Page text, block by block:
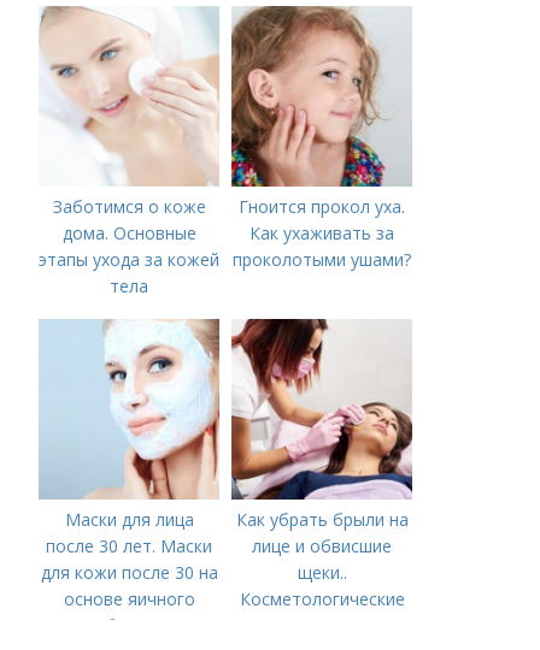
Заботимся о коже
дома. Основные
этапы ухода за кожей
тела
Гноится прокол уха.
Как ухаживать за
проколотыми ушами?
Маски для лица
после 30 лет. Маски
для кожи после 30 на
основе яичного
белка
Как убрать брыли на
лице и обвисшие
щеки..
Косметологические